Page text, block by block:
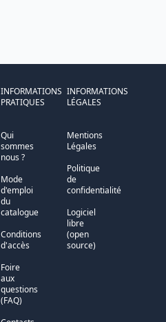
INFORMATIONS
PRATIQUES
Qui
sommes
nous ?
Mode
d'emploi
du
catalogue
Conditions
d'accès
Foire
aux
questions
(FAQ)
INFORMATIONS
LÉGALES
Mentions
Légales
Politique
de
confidentialité
Logiciel
libre
(open
source)